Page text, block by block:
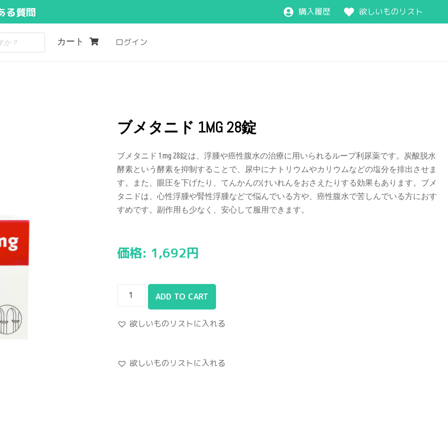
る質問 購入履歴 欲しいものリスト
カート ログイン
ブメタニド 1MG 28錠
ブメタニド 1mg 28錠は、浮腫や癌性腹水の治療に用いられるループ利尿薬です。炭酸脱水
酵素という酵素を抑制することで、尿中にナトリウムやカリウムなどの塩分を排出させま
す。また、眼圧を下げたり、てんかんのけいれんをおさえたりする効果もあります。ブメ
タニドは、心性浮腫や腎性浮腫などで悩んでいる方や、癌性腹水で苦しんでいる方におす
すめです。副作用も少なく、安心して服用できます。
価格: 1,692円
ADD TO CART
欲しいものリストに入れる
欲しいものリストに入れる